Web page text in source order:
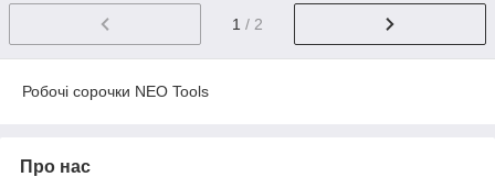
1 / 2
Робочі сорочки NEO Tools
Про нас